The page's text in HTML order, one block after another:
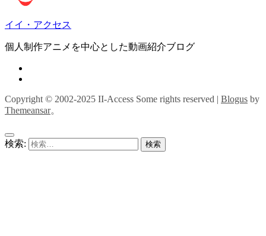
イイ・アクセス
個人制作アニメを中心とした動画紹介ブログ
Copyright © 2002-2025 II-Access Some rights reserved | Blogus by
Themeansar。
検索: